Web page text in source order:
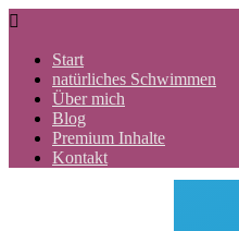

Start
natürliches Schwimmen
Über mich
Blog
Premium Inhalte
Kontakt